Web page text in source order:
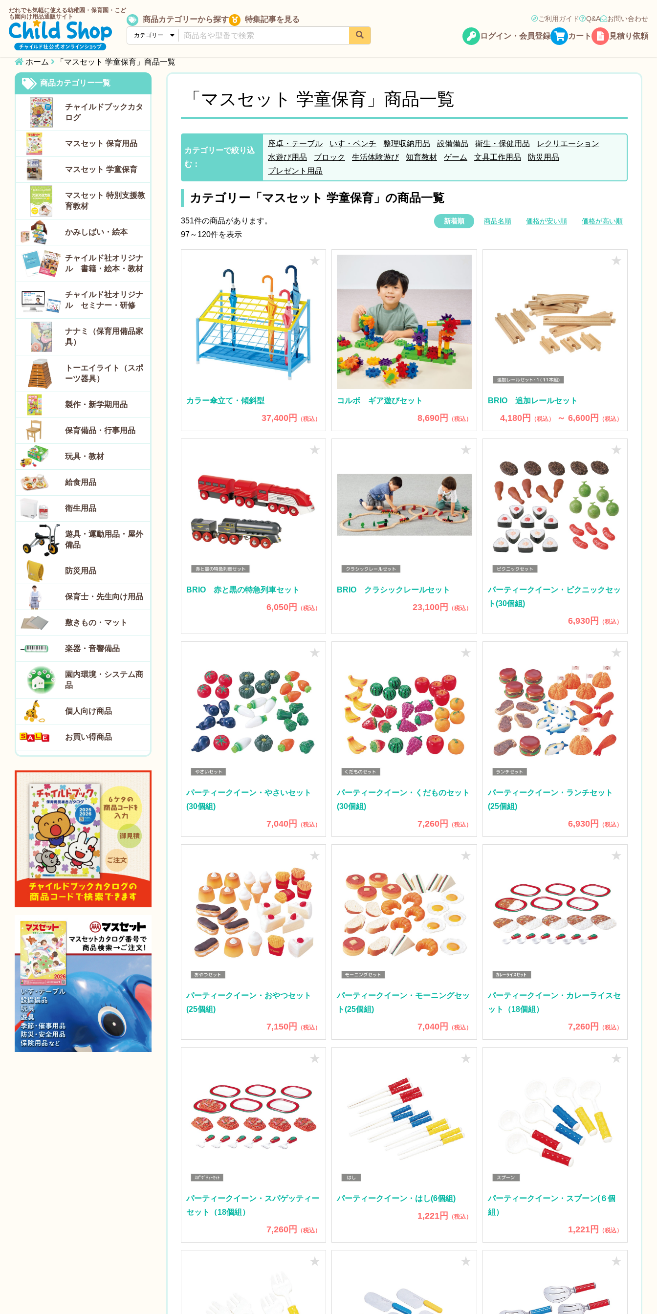
だれでも気軽に使える幼稚園・保育園・こど
も園向け用品通販サイト
商品カテゴリーから探す 特集記事を見る ご利用ガイド Q&A お問い合わせ
ログイン・会員登録 カート 見積り依頼
ホーム 「マスセット 学童保育」商品一覧
「マスセット 学童保育」商品一覧
カテゴリーで絞り込
む：
座卓・テーブル いす・ベンチ 整理収納用品 設備備品 衛生・保健用品
レクリエーション
水遊び用品
ブロック 生活体験遊び 知育教材 ゲーム 文具工作用品
防災用品
プレゼント用品
カテゴリー「マスセット 学童保育」の商品一覧
351件の商品があります。
97～120件を表示
新着順 商品名順 価格が安い順 価格が高い順
カラー傘立て・傾斜型
37,400円 （税込）
★
コルボ ギア遊びセット
8,690円 （税込）
BRIO 追加レールセット
4,180円 （税込） ～ 6,600円 （税込）
★
BRIO 赤と黒の特急列車セット
6,050円 （税込）
★
BRIO クラシックレールセット
23,100円 （税込）
★
パーティークイーン・ピクニックセッ
ト(30個組)
6,930円 （税込）
★
パーティークイーン・やさいセット
(30個組)
7,040円 （税込）
★
パーティークイーン・くだものセット
(30個組)
7,260円 （税込）
★
パーティークイーン・ランチセット
(25個組)
6,930円 （税込）
★
パーティークイーン・おやつセット
(25個組)
7,150円 （税込）
★
パーティークイーン・モーニングセッ
ト(25個組)
7,040円 （税込）
★
パーティークイーン・カレーライスセ
ット（18個組）
7,260円 （税込）
★
パーティークイーン・スパゲッティー
セット（18個組）
7,260円 （税込）
★
パーティークイーン・はし(6個組)
1,221円 （税込）
★
パーティークイーン・スプーン(６個
組）
1,221円 （税込）
★
★ ★ ★
商品カテゴリー一覧
チャイルドブックカタ
ログ
マスセット 保育用品
マスセット 学童保育
マスセット 特別支援教
育教材
かみしばい・絵本
チャイルド社オリジナ
ル 書籍・絵本・教材
チャイルド社オリジナ
ル セミナー・研修
ナナミ（保育用備品家
具）
トーエイライト（スポ
ーツ器具）
製作・新学期用品
保育備品・行事用品
玩具・教材
給食用品
衛生用品
遊具・運動用品・屋外
備品
防災用品
保育士・先生向け用品
敷きもの・マット
楽器・音響備品
園内環境・システム商
品
個人向け商品
お買い得商品